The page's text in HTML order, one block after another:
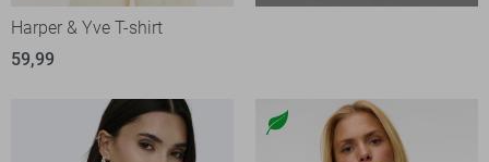
Harper & Yve T-shirt
59,99